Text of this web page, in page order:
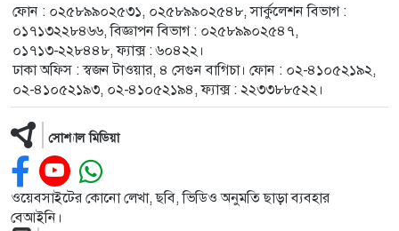
ফোন : ০২৫৮৯৯০২৫৩১, ০২৫৮৯৯০২৫৪৮, সার্কুলেশন বিভাগ :
০১৭১৩২২৮৪৬৬, বিজ্ঞাপন বিভাগ : ০২৫৮৯৯০২৫৪৭,
০১৭১৩-২২৮৪৪৮, ফ্যাক্স : ৬০৪২২।
ঢাকা অফিস : স্বজন টাওয়ার, ৪ সেগুন বাগিচা। ফোন : ০২-৪১০৫২১৯২,
০২-৪১০৫২১৯৩, ০২-৪১০৫২১৯৪, ফ্যাক্স : ২২৩৩৮৮৫২২।
সোশ্যাল মিডিয়া
ওয়েবসাইটের কোনো লেখা, ছবি, ভিডিও অনুমতি ছাড়া ব্যবহার
বেআইনি।